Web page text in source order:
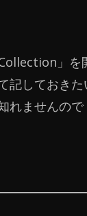
」を
記しておき
れませんので